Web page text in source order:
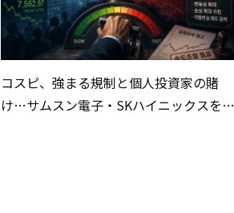
コスピ、強まる規制と個人投資家の賭
け…サムスン電子・SKハイニックスを巡